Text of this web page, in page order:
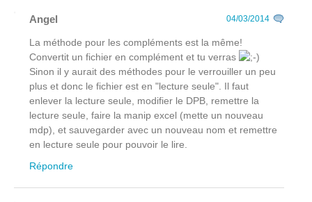
Angel 04/03/2014
La méthode pour les compléments est la même!
Convertit un fichier en complément et tu verras
Sinon il y aurait des méthodes pour le verrouiller un peu
plus et donc le fichier est en "lecture seule". Il faut
enlever la lecture seule, modifier le DPB, remettre la
lecture seule, faire la manip excel (mette un nouveau
mdp), et sauvegarder avec un nouveau nom et remettre
en lecture seule pour pouvoir le lire.
Répondre